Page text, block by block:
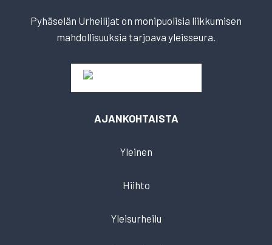
Pyhäselän Urheilijat on monipuolisia liikkumisen
mahdollisuuksia tarjoava yleisseura.
AJANKOHTAISTA
Yleinen
Hiihto
Yleisurheilu